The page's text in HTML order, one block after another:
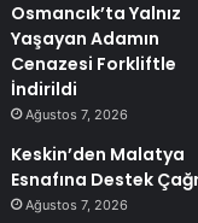
Osmancık’ta Yalnız
Yaşayan Adamın
Cenazesi Forkliftle
İndirildi
Ağustos 7, 2026
Keskin’den Malatya
Esnafına Destek
Ağustos 7, 2026